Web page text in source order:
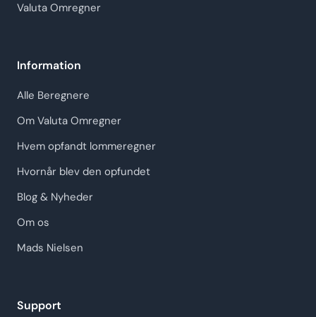
Valuta Omregner
Information
Alle Beregnere
Om Valuta Omregner
Hvem opfandt lommeregner
Hvornår blev den opfundet
Blog & Nyheder
Om os
Mads Nielsen
Support